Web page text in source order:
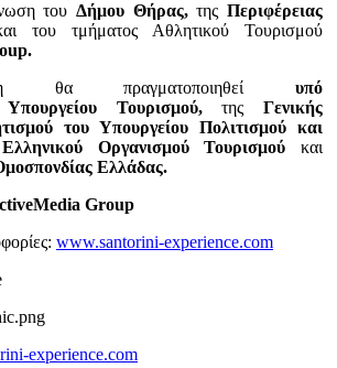
του Δήμου Θήρας,τηςΠεριφέρειας
του τμήματος Αθλητικού Τουρισμού
θα πραγματοποιηθεί υπό
Τουρισμού,της Γενικής
του Υπουργείου Πολιτισμού και
Ελληνικού Οργανισμού Τουρισμούκαι
Ελλάδας.
Group
www.santorini-experience.com
experience.com